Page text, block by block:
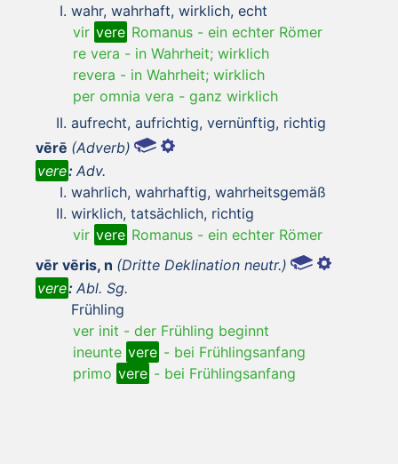
wahr, wahrhaft, wirklich, echt
vir vere Romanus - ein echter Römer
re vera - in Wahrheit; wirklich
revera - in Wahrheit; wirklich
per omnia vera - ganz wirklich
aufrecht, aufrichtig, vernünftig, richtig
vērē (Adverb)
vere: Adv.
wahrlich, wahrhaftig, wahrheitsgemäß
wirklich, tatsächlich, richtig
vir vere Romanus - ein echter Römer
vēr vēris, n (Dritte Deklination neutr.)
vere: Abl. Sg.
Frühling
ver init - der Frühling beginnt
ineunte vere - bei Frühlingsanfang
primo vere - bei Frühlingsanfang